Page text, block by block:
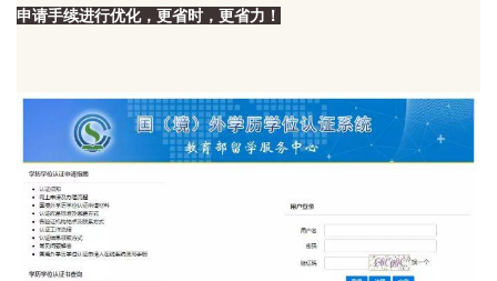
申请手续进行优化，更省时，更省力！